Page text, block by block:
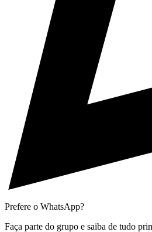
Prefere o WhatsApp?
Faça parte do grupo e saiba de tudo